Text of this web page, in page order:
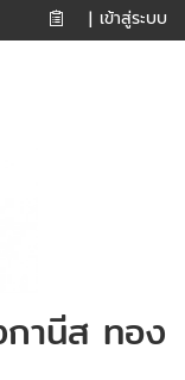
| เข้าสู่ระบบ
านีส ทอง